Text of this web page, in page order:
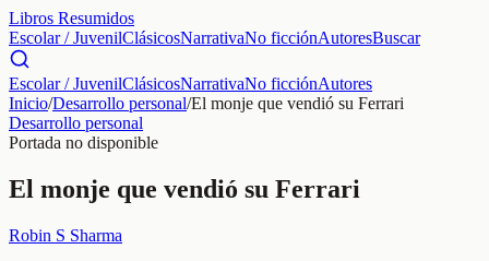
Libros Resumidos
Escolar / JuvenilClásicosNarrativaNo ficciónAutoresBuscar
Escolar / JuvenilClásicosNarrativaNo ficciónAutores
Inicio/Desarrollo personal/El monje que vendió su Ferrari
Desarrollo personal
Portada no disponible
El monje que vendió su Ferrari
Robin S Sharma